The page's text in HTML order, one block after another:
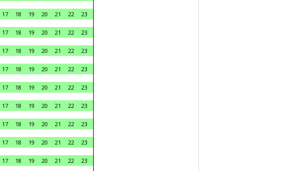
17 18 19 20 21 22
23
17 18 19 20 21 22
23
17 18 19 20 21 22
23
17 18 19 20 21 22
23
17 18 19 20 21 22
23
17 18 19 20 21 22
23
17 18 19 20 21 22
23
17 18 19 20 21 22
23
17 18 19 20 21 22
23